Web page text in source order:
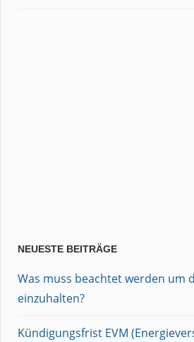
NEUESTE BEITRÄGE
Was muss beachtet werden um
einzuhalten?
Kündigungsfrist EVM